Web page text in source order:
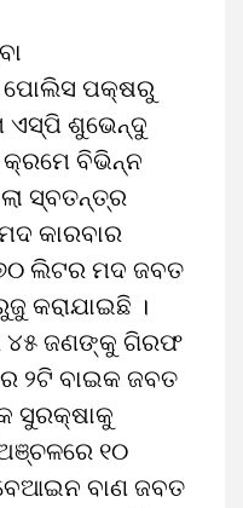
ପୋଲିସ ପକ୍ଷରୁ
ଏସ୍‌ପି ଶୁଭେନ୍ଦୁ
କ୍ରମେ ବିଭିନ୍ନ
ସ୍ବତନ୍ତ୍ର
କାରବାର
ଲିଟର ମଦ ଜବତ
କରାଯାଇଛି ।
୪୫ ଜଣଙ୍କୁ ଗିରଫ
୨ଟି ବାଇକ ଜବତ
ସୁରକ୍ଷାକୁ
୧୦
ବାଣ ଜବତ